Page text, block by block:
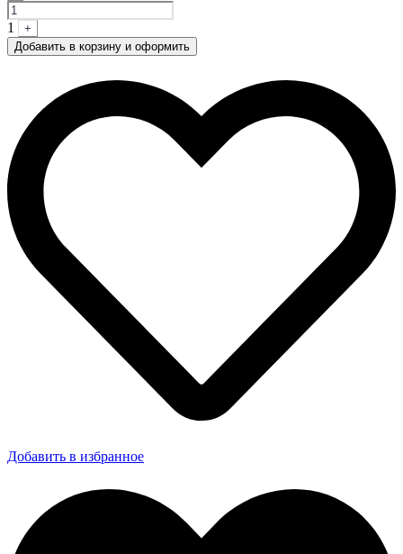
1
+
Добавить в корзину и оформить
Добавить в избранное